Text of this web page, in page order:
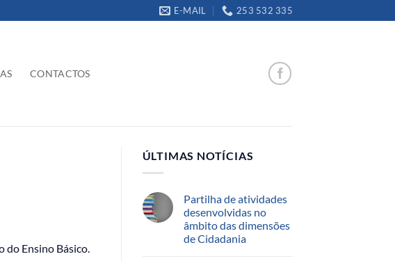
E-MAIL 253 532 335
CONTACTOS
do Ensino Básico.
ÚLTIMAS NOTÍCIAS
Partilha de atividades
desenvolvidas no
âmbito das dimensões
de Cidadania